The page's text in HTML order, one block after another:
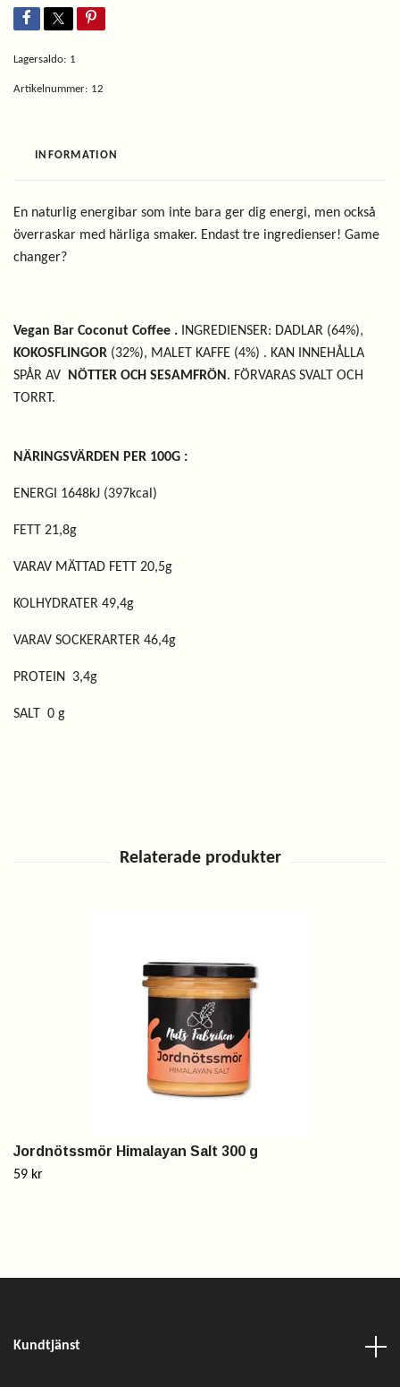
Lagersaldo: 1
Artikelnummer: 12
INFORMATION
En naturlig energibar som inte bara ger dig energi, men också
överraskar med härliga smaker. Endast tre ingredienser! Game
changer?
Vegan Bar Coconut Coffee . INGREDIENSER: DADLAR (64%),
KOKOSFLINGOR (32%), MALET KAFFE (4%) . KAN INNEHÅLLA
SPÅR AV
NÖTTER OCH SESAMFRÖN . FÖRVARAS SVALT OCH
TORRT.
NÄRINGSVÄRDEN PER 100G :
ENERGI 1648kJ (397kcal)
FETT 21,8g
VARAV MÄTTAD FETT 20,5g
KOLHYDRATER 49,4g
VARAV SOCKERARTER 46,4g
PROTEIN 3,4g
SALT 0 g
Jordnötssmör Himalayan Salt 300 g
59 kr
Kundtjänst